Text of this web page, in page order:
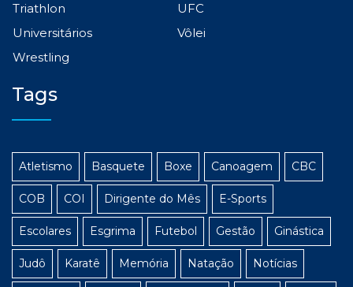
Triathlon
UFC
Universitários
Vôlei
Wrestling
Tags
Atletismo Basquete Boxe Canoagem CBC
COB COI Dirigente do Mês E-Sports
Escolares Esgrima Futebol Gestão Ginástica
Judô Karatê Memória Natação Notícias